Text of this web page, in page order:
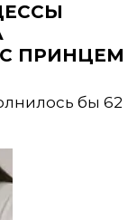
ПРИНЦЕМ
бы 62